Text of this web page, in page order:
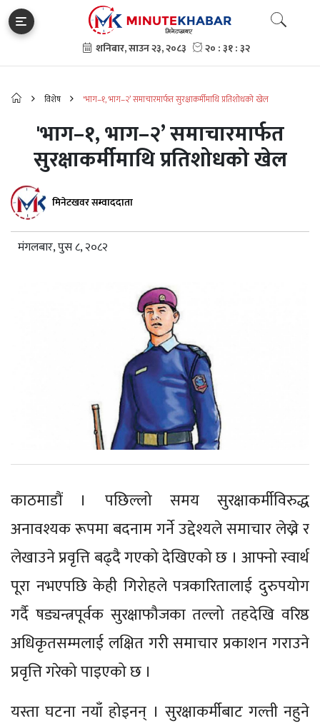
विशेष 'भाग–१, भाग–२’ समाचारमार्फत सुरक्षाकर्मीमाथि प्रतिशोधको खेल
'भाग–१, भाग–२’ समाचारमार्फत
सुरक्षाकर्मीमाथि प्रतिशोधको खेल
मिनेटखवर सम्वाददाता
मंगलबार, पुस ८, २०८२
काठमाडौं । पछिल्लो समय सुरक्षाकर्मीविरुद्ध
अनावश्यक रूपमा बदनाम गर्ने उद्देश्यले समाचार लेख्ने र
लेखाउने प्रवृत्ति बढ्दै गएको देखिएको छ । आफ्नो स्वार्थ
पूरा नभएपछि केही गिरोहले पत्रकारितालाई दुरुपयोग
गर्दै षड्यन्त्रपूर्वक सुरक्षाफौजका तल्लो तहदेखि वरिष्ठ
अधिकृतसम्मलाई लक्षित गरी समाचार प्रकाशन गराउने
प्रवृत्ति गरेको पाइएको छ ।
यस्ता घटना नयाँ होइनन् । सुरक्षाकर्मीबाट गल्ती नहुने